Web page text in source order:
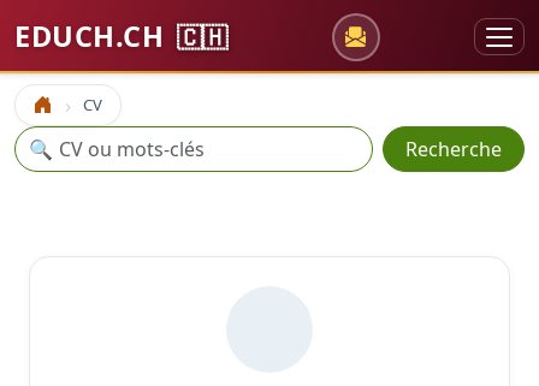
EDUCH.CH 🇨🇭
Accueil CV
Recherche
🔍 Recherche